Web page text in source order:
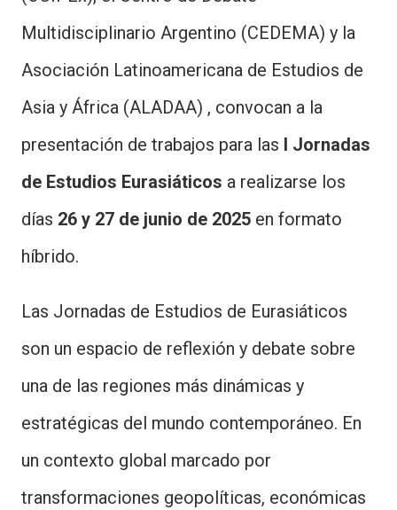
Multidisciplinario Argentino (CEDEMA) y la
Asociación Latinoamericana de Estudios de
Asia y África (ALADAA) , convocan a la
presentación de trabajos para las I Jornadas
de Estudios Eurasiáticos a realizarse los
días 26 y 27 de junio de 2025 en formato
híbrido.
Las Jornadas de Estudios de Eurasiáticos
son un espacio de reflexión y debate sobre
una de las regiones más dinámicas y
estratégicas del mundo contemporáneo. En
un contexto global marcado por
transformaciones geopolíticas, económicas